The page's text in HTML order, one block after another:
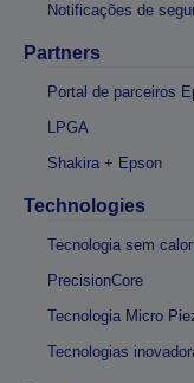
Notificações de
Partners
Portal de parceiros
LPGA
Shakira + Epson
Technologies
Tecnologia sem calor
PrecisionCore
Tecnologia Micro
Tecnologias